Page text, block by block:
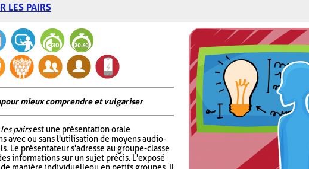
LES PAIRS
pour mieux comprendre et vulgariser
pairsest une présentation orale
avec ou sans l'utilisation de moyens audio-
Le présentateur s'adresse au groupe-classe
informations sur un sujet précis. L'exposé